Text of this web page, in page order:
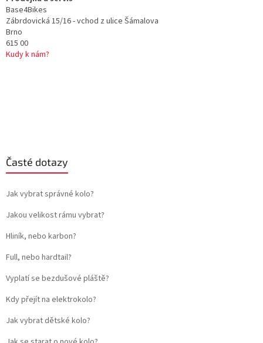
Base4Bikes
Zábrdovická 15/16 - vchod z ulice Šámalova
Brno
615 00
Kudy k nám?
Časté dotazy
Jak vybrat správné kolo?
Jakou velikost rámu vybrat?
Hliník, nebo karbon?
Full, nebo hardtail?
Vyplatí se bezdušové pláště?
Kdy přejít na elektrokolo?
Jak vybrat dětské kolo?